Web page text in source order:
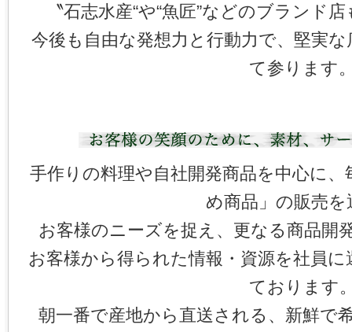
〝石志水産“や“魚匠”などのブランド
今後も自由な発想力と行動力で、堅実
て参ります
手作りの料理や自社開発商品を中心に
め商品」の販売を
お客様のニーズを捉え、更なる商品開
お客様から得られた情報・資源を社員
ております
朝一番で産地から直送される、新鮮で